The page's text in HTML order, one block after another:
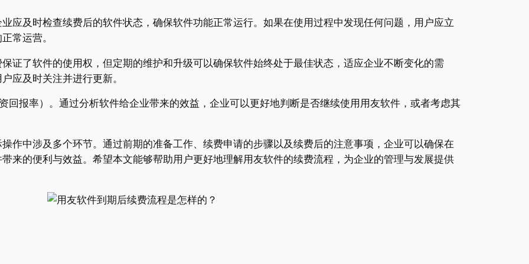
应及时检查续费后的软件状态，确保软件功能正常运行。如果在使用过程中发现任何问题，用户应立
常运营。
证了软件的使用权，但定期的维护和升级可以确保软件始终处于最佳状态，适应企业不断变化的需
应及时关注并进行更新。
回报率）。通过分析软件给企业带来的效益，企业可以更好地判断是否继续使用用友软件，或者考虑其
作中涉及多个环节。通过前期的准备工作、续费申请的步骤以及续费后的注意事项，企业可以确保在
来的便利与效益。希望本文能够帮助用户更好地理解用友软件的续费流程，为企业的管理与发展提供